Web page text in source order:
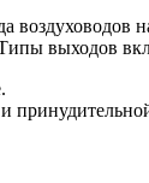
воздуховодов
выходов